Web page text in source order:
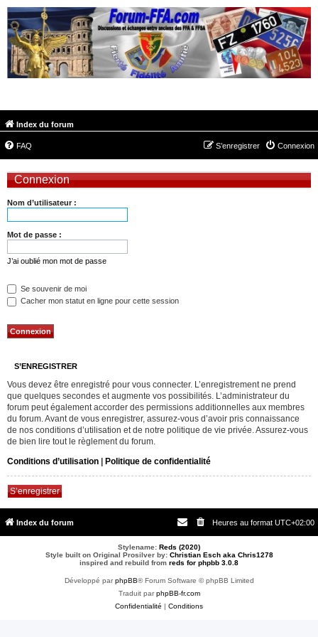
Index du forum
FAQ Connexion
S’enregistrer
Connexion
Nom d’utilisateur :
Mot de passe :
J’ai oublié mon mot de passe
Se souvenir de moi
Cacher mon statut en ligne pour cette session
S’ENREGISTRER
Vous devez être enregistré pour vous connecter. L’enregistrement ne prend
que quelques secondes et augmente vos possibilités. L’administrateur du
forum peut également accorder des permissions additionnelles aux membres
du forum. Avant de vous enregistrer, assurez-vous d’avoir pris connaissance
de nos conditions d’utilisation et de notre politique de vie privée. Assurez-vous
de bien lire tout le règlement du forum.
Conditions d’utilisation
Politique de confidentialité
S’enregistrer
Index du forum Heures au format UTC+02:00
Stylename: Reds (2020)
Style built on Original Prosilver by: Christian Esch aka Chris1278
inspired and rebuild from reds for phpbb 3.0.8
Développé parphpBB® Forum Software © phpBB Limited
Traduit parphpBB-fr.com
Confidentialité
Conditions